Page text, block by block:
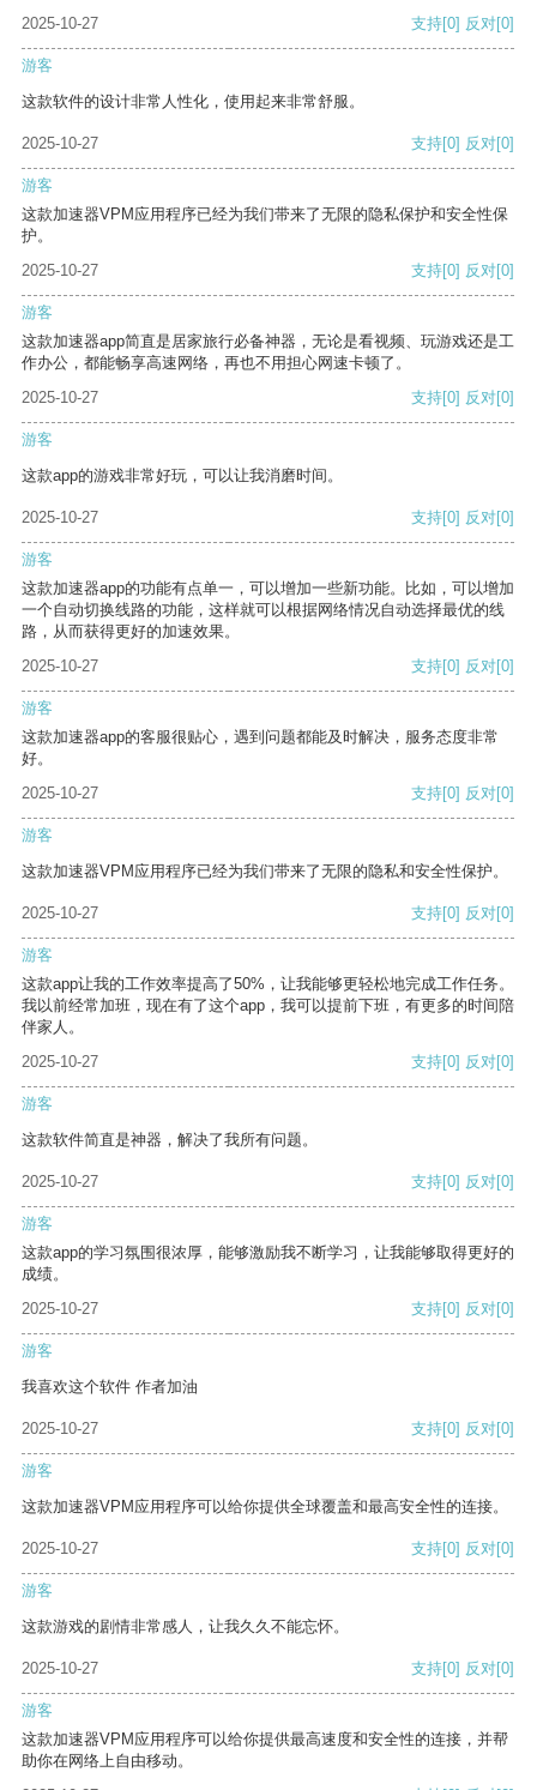
2025-10-27
支持[0] 反对[0]
游客
这款软件的设计非常人性化，使用起来非常舒服。
2025-10-27 支持[0] 反对[0]
游客
这款加速器VPM应用程序已经为我们带来了无限的隐私保护和安全性保
护。
2025-10-27
支持[0] 反对[0]
游客
这款加速器app简直是居家旅行必备神器，无论是看视频、玩游戏还是工
作办公，都能畅享高速网络，再也不用担心网速卡顿了。
2025-10-27
支持[0] 反对[0]
游客
这款app的游戏非常好玩，可以让我消磨时间。
2025-10-27 支持[0] 反对[0]
游客
这款加速器app的功能有点单一，可以增加一些新功能。比如，可以增加
一个自动切换线路的功能，这样就可以根据网络情况自动选择最优的线
路，从而获得更好的加速效果。
2025-10-27
支持[0] 反对[0]
游客
这款加速器app的客服很贴心，遇到问题都能及时解决，服务态度非常
好。
2025-10-27
支持[0] 反对[0]
游客
这款加速器VPM应用程序已经为我们带来了无限的隐私和安全性保护。
2025-10-27 支持[0] 反对[0]
游客
这款app让我的工作效率提高了50%，让我能够更轻松地完成工作任务。
我以前经常加班，现在有了这个app，我可以提前下班，有更多的时间陪
伴家人。
2025-10-27
支持[0] 反对[0]
游客
这款软件简直是神器，解决了我所有问题。
2025-10-27 支持[0] 反对[0]
游客
这款app的学习氛围很浓厚，能够激励我不断学习，让我能够取得更好的
成绩。
2025-10-27
支持[0] 反对[0]
游客
我喜欢这个软件 作者加油
2025-10-27 支持[0] 反对[0]
游客
这款加速器VPM应用程序可以给你提供全球覆盖和最高安全性的连接。
2025-10-27 支持[0] 反对[0]
游客
这款游戏的剧情非常感人，让我久久不能忘怀。
2025-10-27 支持[0] 反对[0]
游客
这款加速器VPM应用程序可以给你提供最高速度和安全性的连接，并帮
助你在网络上自由移动。